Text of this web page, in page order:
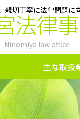
親切丁寧に法律問題に
法律
Ninomiya law office
主な取扱